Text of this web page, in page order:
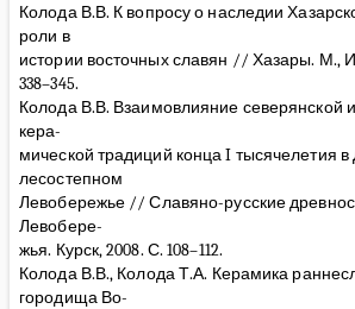
Колода В.В. К вопросу о наследии
роли в
истории восточных славян // Хазары. М.,
338–345.
Колода В.В. Взаимовлияние северянской
кера-
мической традиций конца I тысячелетия
лесостепном
Левобережье // Славяно-русские
Левобере-
жья. Курск, 2008. С. 108–112.
Колода В.В., Колода Т.А. Керамика
городища Во-